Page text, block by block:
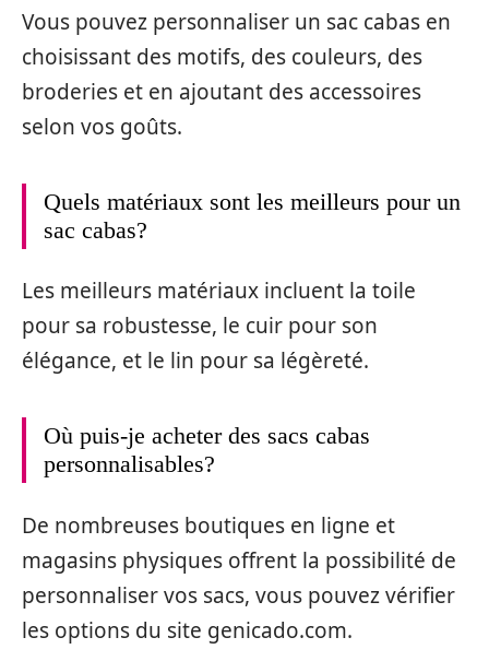
Vous pouvez personnaliser un sac cabas en
choisissant des motifs, des couleurs, des
broderies et en ajoutant des accessoires
selon vos goûts.
Quels matériaux sont les meilleurs pour un
sac cabas?
Les meilleurs matériaux incluent la toile
pour sa robustesse, le cuir pour son
élégance, et le lin pour sa légèreté.
Où puis-je acheter des sacs cabas
personnalisables?
De nombreuses boutiques en ligne et
magasins physiques offrent la possibilité de
personnaliser vos sacs, vous pouvez vérifier
les options du site genicado.com.